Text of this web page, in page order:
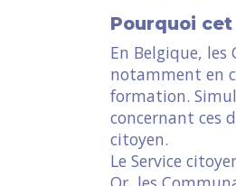
Pourquoi
En Belgique,
notamment en
formation.
concernant ces
citoyen.
Le Service